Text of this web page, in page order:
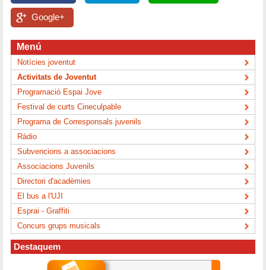
Google+
Menú
Notícies joventut
Activitats de Joventut
Programació Espai Jove
Festival de curts Cineculpable
Programa de Corresponsals juvenils
Ràdio
Subvencions a associacions
Associacions Juvenils
Directori d'acadèmies
El bus a l'UJI
Esprai - Graffiti
Concurs grups musicals
Destaquem